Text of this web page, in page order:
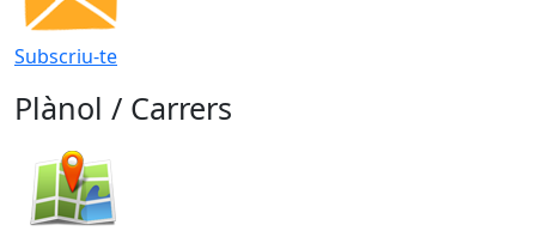
Subscriu-te
Plànol / Carrers